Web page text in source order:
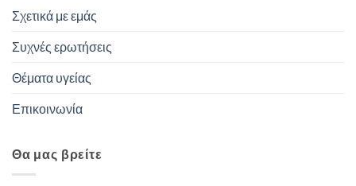
Σχετικά με εμάς
Συχνές ερωτήσεις
Θέματα υγείας
Επικοινωνία
Θα μας βρείτε